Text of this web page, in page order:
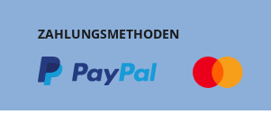
ZAHLUNGSMETHODEN